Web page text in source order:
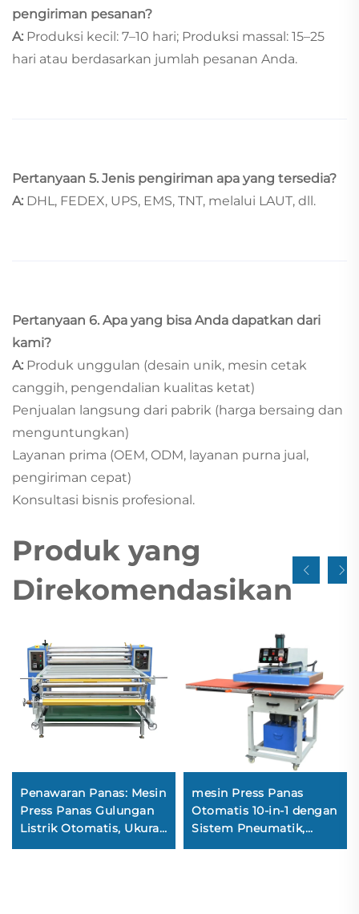
pengiriman pesanan?
A: Produksi kecil: 7–10 hari; Produksi massal: 15–25
hari atau berdasarkan jumlah pesanan Anda.
Pertanyaan 5. Jenis pengiriman apa yang tersedia?
A: DHL, FEDEX, UPS, EMS, TNT, melalui LAUT, dll.
Pertanyaan 6. Apa yang bisa Anda dapatkan dari
kami?
A: Produk unggulan (desain unik, mesin cetak
canggih, pengendalian kualitas ketat)
Penjualan langsung dari pabrik (harga bersaing dan
menguntungkan)
Layanan prima (OEM, ODM, layanan purna jual,
pengiriman cepat)
Konsultasi bisnis profesional.
Produk yang
Direkomendasikan
Penawaran Panas: Mesin
Press Panas Gulungan
Listrik Otomatis, Ukuran
mesin Press Panas
Otomatis 10-in-1 dengan
Sistem Pneumatik,